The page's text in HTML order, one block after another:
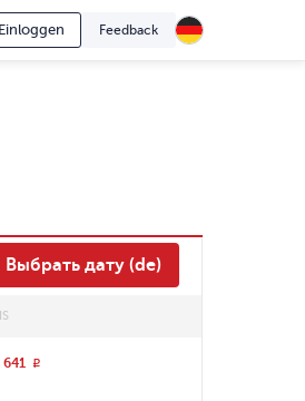
Einloggen Feedback
Выбрать дату (de)
641 r